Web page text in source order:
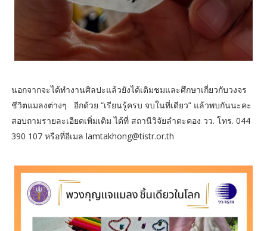
นอกจากจะได้ทำงานศิลปะแล้วยังได้เดิมชมและศึกษาเกี่ยวกับวงจร
ชีวิตแมลงต่างๆ อีกด้วย “เรียนรู้ครบ จบในที่เดียว” แล้วพบกันนะคะ
สอบถามรายละเอียดเพิ่มเติม ได้ที่ สถานีวิจัยลำตะคอง วว. โทร. 044
390 107 หรือที่อีเมล lamtakhong@tistr.or.th